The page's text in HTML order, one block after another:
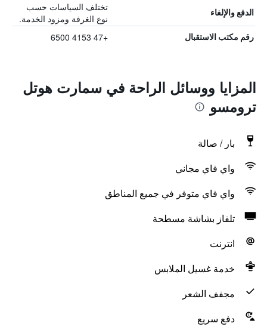
الدفع والإلغاء
تختلف السياسات حسب
نوع الغرفة ومزود الخدمة.
رقم مكتب الاستقبال +47 4153 6500
المزايا ووسائل الراحة في سمارت هوتل
ترومسو
بار / صالة
واي فاي مجاني
واي فاي متوفر في جميع المناطق
تلفاز بشاشة مسطحة
انترنت
خدمة غسيل الملابس
مجفف الشعر
دفع سريع